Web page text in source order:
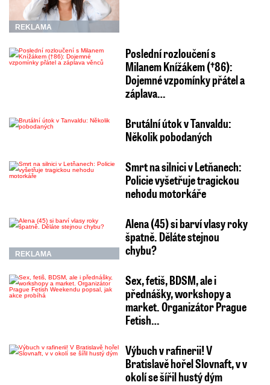
REKLAMA
Poslední rozloučení s
Milanem Knížákem (†86):
Dojemné vzpomínky přátel a
záplava…
Brutální útok v Tanvaldu:
Několik pobodaných
Smrt na silnici v Letňanech:
Policie vyšetřuje tragickou
nehodu motorkáře
REKLAMA
Alena (45) si barví vlasy roky
špatně. Děláte stejnou
chybu?
Sex, fetiš, BDSM, ale i
přednášky, workshopy a
market. Organizátor Prague
Fetish…
Výbuch v rafinerii! V
Bratislavě hořel Slovnaft, v v
okolí se šířil hustý dým